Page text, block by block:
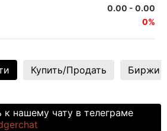
0.00 - 0.00
0%
Купить/Продать Биржи
к нашему чату в телеграме